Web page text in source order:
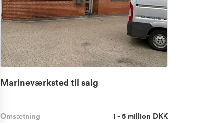
Marineværksted til salg
Omsætning
1 - 5 million DKK